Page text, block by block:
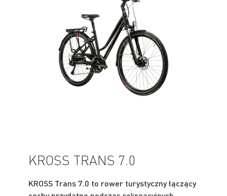
KROSS TRANS 7.0
KROSS Trans 7.0 to rower turystyczny łączący